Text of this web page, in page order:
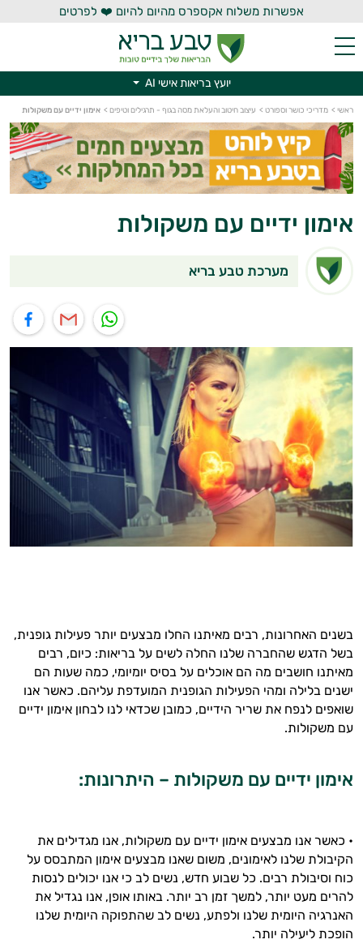
אפשרות משלוח אקספרס מהיום להיום ❤️ לפרטים
יועץ בריאות אישי AI
ראשי > מדריכי כושר וספורט > עיצוב חיטוב והעלאת מסה בגוף - תרגילים וטיפים > אימון ידיים עם משקולות
אימון ידיים עם משקולות
מערכת טבע בריא
בשנים האחרונות, רבים מאיתנו החלו מבצעים יותר פעילות גופנית,
בשל הדגש שהחברה שלנו החלה לשים על בריאות: כיום, רבים
מאיתנו חושבים מה הם אוכלים על בסיס יומיומי, כמה שעות הם
ישנים בלילה ומהי הפעילות הגופנית המועדפת עליהם. כאשר אנו
שואפים לנפח את שריר הידיים, כמובן שכדאי לנו לבחון אימון ידיים
עם משקולות.
אימון ידיים עם משקולות – היתרונות:
• כאשר אנו מבצעים אימון ידיים עם משקולות, אנו מגדילים את
הקיבולת שלנו לאימונים, משום שאנו מבצעים אימון המתבסס על
כוח וסיבולת רבים. כל שבוע חדש, נשים לב כי אנו יכולים לנסות
להרים מעט יותר, למשך זמן רב יותר. באותו אופן, אנו נגדיל את
האנרגיה היומית שלנו ולפתע, נשים לב שהתפוקה היומית שלנו
הופכת ליעילה יותר.
היי,
התשובות שלי מבוססות על מאגרי מידע קליניים
וספרות מקצועית בתחומי הרפואה הטבעית
אני כאן כדי לעזור לך להתאים את תוספי
התזונה ומוצרי הבריאות המדויקים למטרות
ולמצב הגופני שלך, ולהסביר לך אילו רכיבים
עובדים יחד כדי למקסם תוצאות גם בחיי היום
יום וגם בתחום הכושר והספורט.